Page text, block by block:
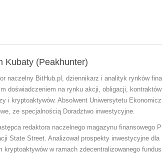
Kubaty (peakhunter)
naczelny BitHub.pl, dziennikarz i analityk rynków
doświadczeniem na rynku akcji, obligacji,
i kryptoaktywów. Absolwent Uniwersytetu
ze specjalnością Doradztwo inwestycyjne.
redaktora naczelnego magazynu finansowego
State Street. Analizował prospekty inwestycyjne
kryptoaktywów w ramach zdecentralizowanego